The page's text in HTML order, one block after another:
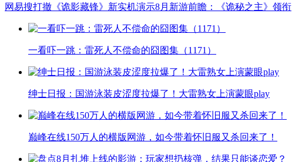
网易搜打撤《诡影藏锋》新实机演示8月新游前瞻：《诡秘之主》领衔
一看吓一跳：雷死人不偿命的囧图集（1171）
绅士日报：国游泳装皮涩度拉爆了！大雷熟女上演蒙眼play
巅峰在线150万人的横版网游，如今带着怀旧服又杀回来了！